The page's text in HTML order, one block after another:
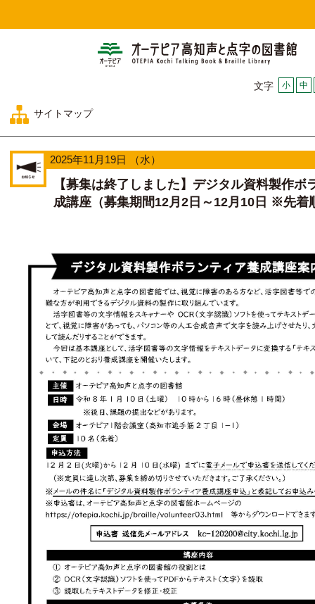
オー
文字 小 中
サイトマップ
2025年11月19日 （水）
【募集は終了しました】デジタル資料製作ボ
成講座（募集期間12月2日～12月10日 ※先着